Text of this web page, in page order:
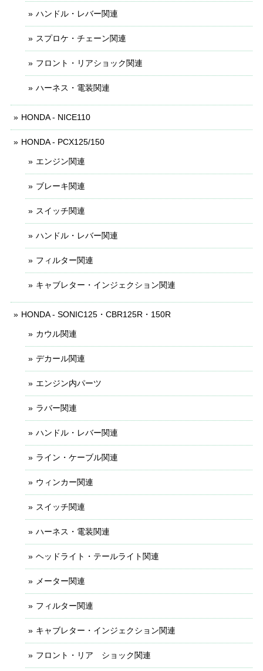
ハンドル・レバー関連
スプロケ・チェーン関連
フロント・リアショック関連
ハーネス・電装関連
HONDA - NICE110
HONDA - PCX125/150
エンジン関連
ブレーキ関連
スイッチ関連
ハンドル・レバー関連
フィルター関連
キャブレター・インジェクション関連
HONDA - SONIC125・CBR125R・150R
カウル関連
デカール関連
エンジン内パーツ
ラバー関連
ハンドル・レバー関連
ライン・ケーブル関連
ウィンカー関連
スイッチ関連
ハーネス・電装関連
ヘッドライト・テールライト関連
メーター関連
フィルター関連
キャブレター・インジェクション関連
フロント・リア ショック関連